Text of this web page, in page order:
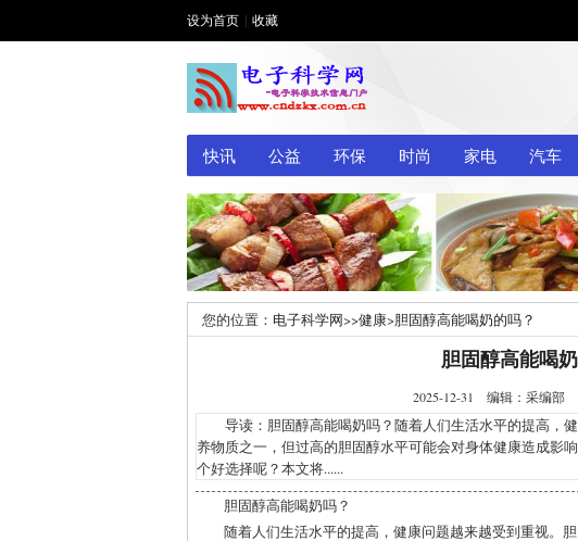
设为首页 收藏
快讯 公益 环保 时尚 家电 汽车
您的位置： 电子科学网>>健康>胆固醇高能喝奶的吗？
胆固醇高能喝
2025-12-31 编辑：采编部
导读：胆固醇高能喝奶吗？随着人们生活水平的提高，
养物质之一，但过高的胆固醇水平可能会对身体健康造成影
个好选择呢？本文将......
胆固醇高能喝奶吗？
随着人们生活水平的提高，健康问题越来越受到重视。